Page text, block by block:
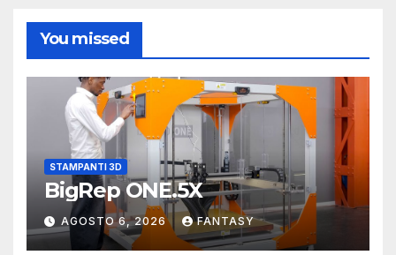
You missed
STAMPANTI 3D
BigRep ONE.5X
AGOSTO 6, 2026 FANTASY